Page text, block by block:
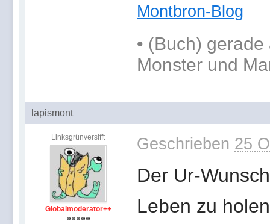
Montbron-Blog
• (Buch) gerade
Monster und
lapismont
Linksgrünversifft
Globalmoderator++
Geschrieben 25
Der Ur-
Leben zu